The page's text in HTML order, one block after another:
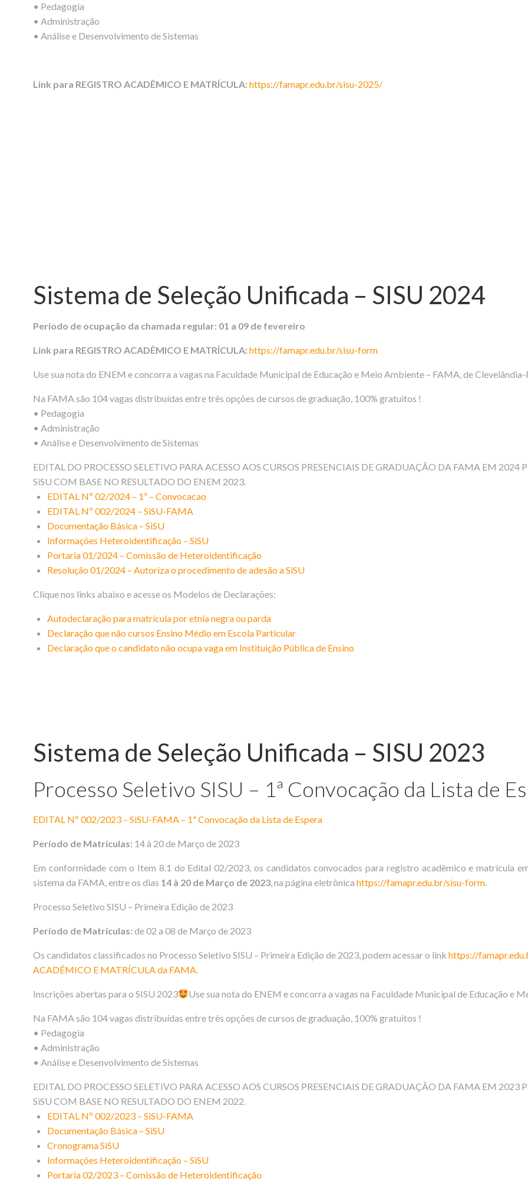
• Pedagogia
• Administração
• Análise e Desenvolvimento de Sistemas
Link para REGISTRO ACADÊMICO E MATRÍCULA: https://famapr.edu.br/sisu-2025/
Sistema de Seleção Unificada – SISU 2024
Período de ocupação da chamada regular: 01 a 09 de fevereiro
Link para REGISTRO ACADÊMICO E MATRÍCULA: https://famapr.edu.br/sisu-form
Use sua nota do ENEM e concorra a vagas na Faculdade Municipal de Educação e Meio Ambiente – FAMA, de Clevelândia-
Na FAMA são 104 vagas distribuídas entre três opções de cursos de graduação, 100% gratuitos !
• Pedagogia
• Administração
• Análise e Desenvolvimento de Sistemas
EDITAL DO PROCESSO SELETIVO PARA ACESSO AOS CURSOS PRESENCIAIS DE GRADUAÇÃO DA FAMA EM
SiSU COM BASE NO RESULTADO DO ENEM 2023.
EDITAL Nº 02/2024 – 1ª – Convocacao
EDITAL Nº 002/2024 – SiSU-FAMA
Documentação Básica – SiSU
Informações Heteroidentificação – SiSU
Portaria 01/2024 – Comissão de Heteroidentificação
Resolução 01/2024 – Autoriza o procedimento de adesão a SiSU
Clique nos links abaixo e acesse os Modelos de Declarações:
Autodeclaração para matrícula por etnia negra ou parda
Declaração que não cursos Ensino Médio em Escola Particular
Declaração que o candidato não ocupa vaga em Instituição Pública de Ensino
Sistema de Seleção Unificada – SISU 2023
Processo Seletivo SISU – 1ª Convocação da Lista de
EDITAL Nº 002/2023 – SiSU-FAMA – 1ª Convocação da Lista de Espera
Período de Matrículas: 14 à 20 de Março de 2023
Em conformidade com o Item 8.1 do Edital 02/2023, os candidatos convocados para registro acadêmico e matrícula
sistema da FAMA, entre os dias 14 à 20 de Março de 2023, na página eletrônica https://famapr.edu.br/sisu-form.
Processo Seletivo SISU – Primeira Edição de 2023
Período de Matrículas: de 02 a 08 de Março de 2023
Os candidatos classificados no Processo Seletivo SISU – Primeira Edição de 2023, podem acessar o link https://
ACADÊMICO E MATRÍCULA da FAMA.
Inscrições abertas para o SISU 2023 Use sua nota do ENEM e concorra a vagas na Faculdade Municipal de Educação e
Na FAMA são 104 vagas distribuídas entre três opções de cursos de graduação, 100% gratuitos !
• Pedagogia
• Administração
• Análise e Desenvolvimento de Sistemas
EDITAL DO PROCESSO SELETIVO PARA ACESSO AOS CURSOS PRESENCIAIS DE GRADUAÇÃO DA FAMA EM
SiSU COM BASE NO RESULTADO DO ENEM 2022.
EDITAL Nº 002/2023 – SiSU-FAMA
Documentação Básica – SiSU
Cronograma SiSU
Informações Heteroidentificação – SiSU
Portaria 02/2023 – Comissão de Heteroidentificação